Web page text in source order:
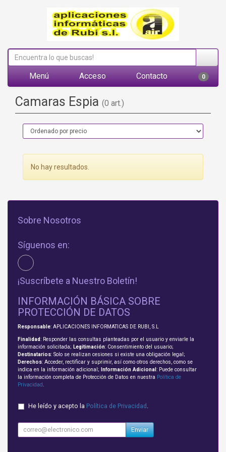
Menú Acceso Contacto 0
Camaras Espia (0 art.)
No hay resultados.
Sobre Nosotros
Síguenos en:
¡Suscríbete a Nuestro Boletín!
INFORMACIÓN BÁSICA SOBRE
PROTECCIÓN DE DATOS
Responsable: APLICACIONES INFORMATICAS DE RUBI, S.L
Finalidad: Responder las consultas planteadas por el usuario y enviarle la
información solicitada; Legitimación: Consentimiento del usuario;
Destinatarios: Solo se realizan cesiones si existe una obligación legal;
Derechos: Acceder, rectificar y suprimir, así como otros derechos, como se
indica en la información adicional;
Información Adicional : Puede consultar
la información completa de Protección de Datos en nuestra Política de
Privacidad
He leído y acepto la Política de Privacidad .
Enviar